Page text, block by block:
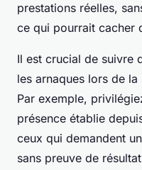
prestations réelles,
ce qui pourrait cacher
Il est crucial de suivre
les arnaques lors de
Par exemple,
présence établie
ceux qui demandent
sans preuve de